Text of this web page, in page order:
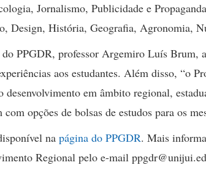
Jornalismo, Publicidade e
Design, História, Geografia, Agronomia,
do PPGDR, professor Argemiro Luís Brum,
aos estudantes. Além disso, “o
desenvolvimento em âmbito regional,
com opções de bolsas de estudos para os
na página do PPGDR. Mais
Regional pelo e-mail